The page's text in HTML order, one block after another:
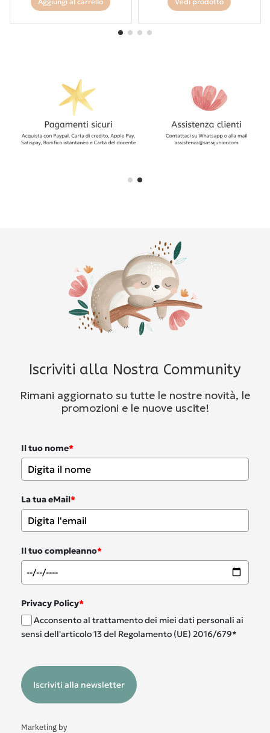
Iscriviti alla Nostra Community
Rimani aggiornato su tutte le nostre novità, le
promozioni e le nuove uscite!
Il tuo nome*
La tua eMail*
Il tuo compleanno*
Privacy Policy*
Acconsento al trattamento dei miei dati personali ai
sensi dell'articolo 13 del Regolamento (UE) 2016/679*
Iscriviti alla newsletter
Marketing by